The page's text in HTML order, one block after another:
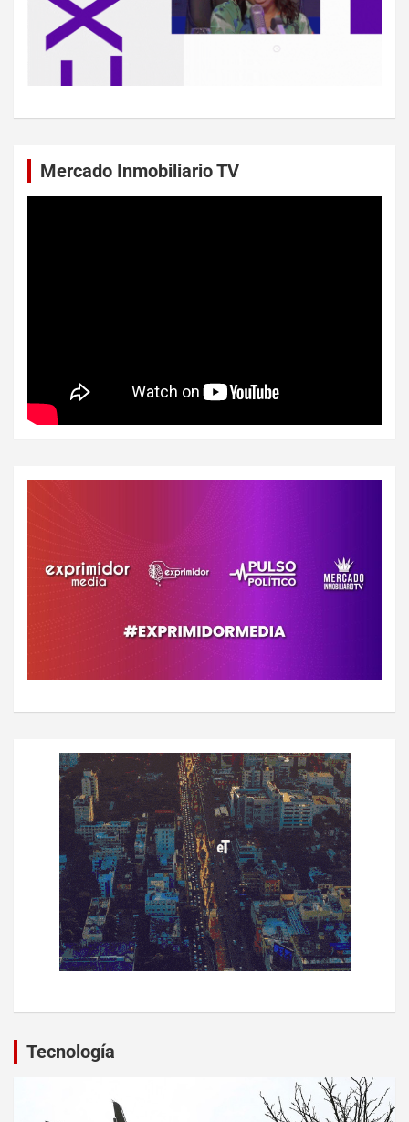
Mercado Inmobiliario TV
Tecnología